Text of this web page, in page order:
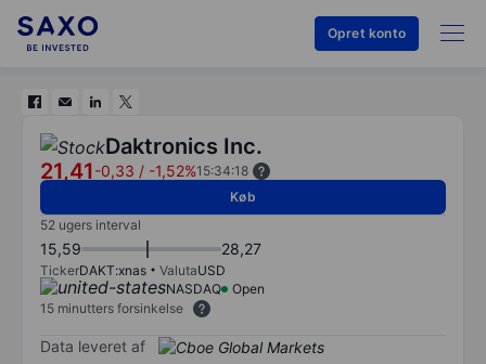
Opret konto
Daktronics Inc.
21,41-0,33 / -1,52%15:34:18
Køb
52 ugers interval
15,59 28,27
TickerDAKT:xnas ValutaUSD
NASDAQ
Open
15 minutters forsinkelse
Data leveret af